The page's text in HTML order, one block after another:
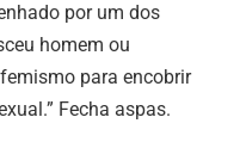
por um dos
homem ou
para encobrir
Fecha aspas.